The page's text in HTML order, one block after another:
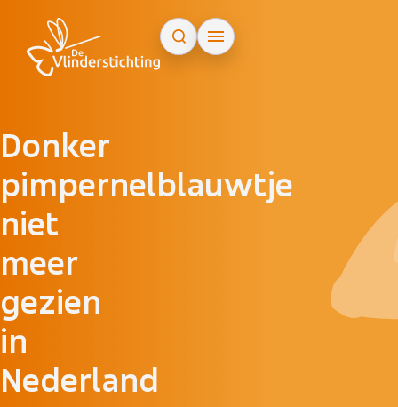
Donker
pimpernelblauwtje
niet
meer
gezien
in
Nederland